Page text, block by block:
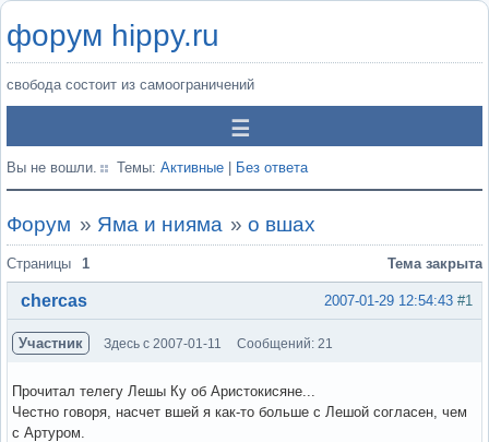
форум hippy.ru
свобода состоит из самоограничений
Вы не вошли. Темы: Активные Без ответа
Форум » Яма и нияма »о вшах
Страницы 1 Тема закрыта
#1
2007-01-29 12:54:43
chercas
Участник Здесь с 2007-01-11 Сообщений: 21
Прочитал телегу Лешы Ку об Аристокисяне...
Честно говоря, насчет вшей я как-то больше с Лешой согласен, чем
с Артуром.